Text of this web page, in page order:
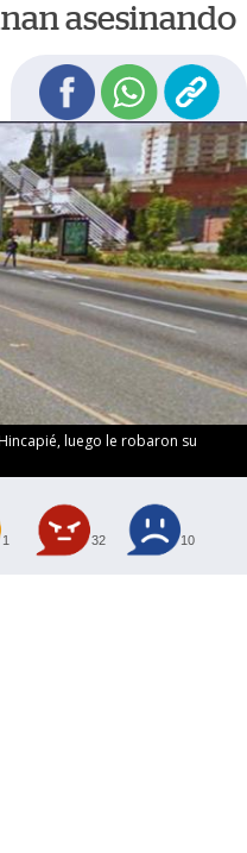
asesinando
luego le robaron su
1 32 10